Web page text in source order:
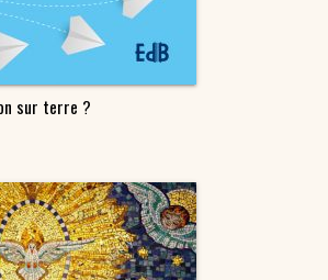
sur terre ?